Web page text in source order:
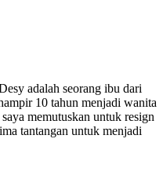
adalah seorang ibu dari
10 tahun menjadi wanita
memutuskan untuk resign
tantangan untuk menjadi